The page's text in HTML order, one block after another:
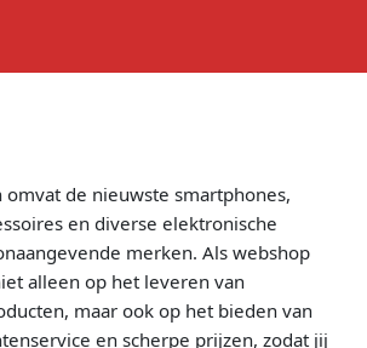
omvat de nieuwste smartphones,
en diverse elektronische
merken. Als webshop
alleen op het leveren van
maar ook op het bieden van
en scherpe prijzen, zodat jij